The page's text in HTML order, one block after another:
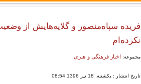
فریده سپاه‌منصور و گلایه‌هایش از
نکرده‌ام
مجموعه: اخبار فرهنگی و هنری
تاریخ انتشار : یکشنبه, 18 تیر 1396 08:54